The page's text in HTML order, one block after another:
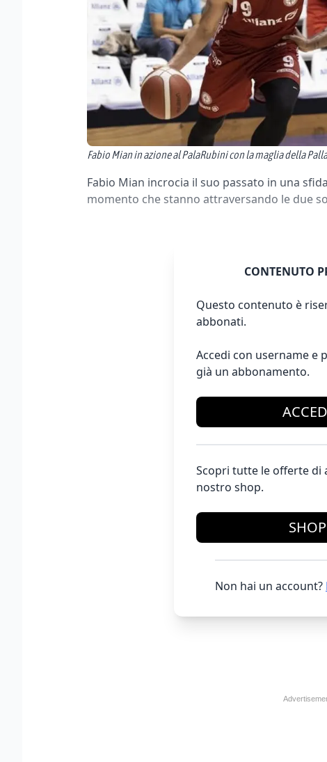
Fabio Mian in azione al PalaRubini con la maglia della
Fabio Mian incrocia il suo passato in una
momento che stanno attraversando le due
CONTENUTO
Questo contenuto è
abbonati.
Accedi con username e
già un abbonamento.
Scopri tutte le offerte di
nostro shop.
SHOP
Non hai un account?